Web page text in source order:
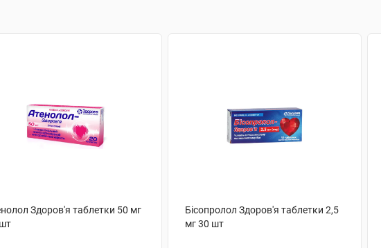
Здоров'я таблетки 50 мг
Бісопролол Здоров'я таблетки 2,5
мг 30 шт